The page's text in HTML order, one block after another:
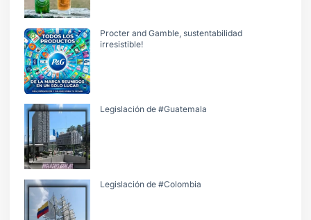
Procter and Gamble, sustentabilidad
irresistible!
Legislación de #Guatemala
Legislación de #Colombia